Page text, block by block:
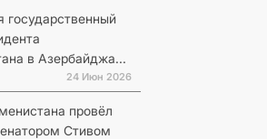
государственный
в Азербайджа...
24 Июн 2026
провёл
Стивом